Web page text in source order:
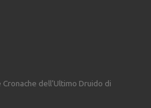
Cronache dell’Ultimo Druido di